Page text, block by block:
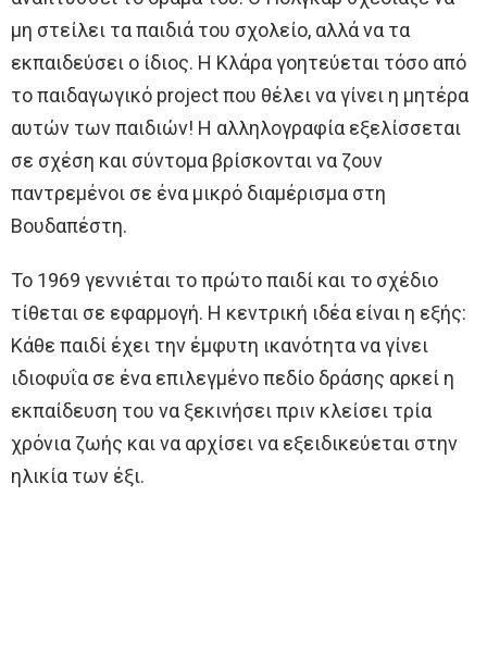
μη στείλει τα παιδιά του σχολείο, αλλά να τα
εκπαιδεύσει ο ίδιος. Η Κλάρα γοητεύεται τόσο από
το παιδαγωγικό project που θέλει να γίνει η μητέρα
αυτών των παιδιών! Η αλληλογραφία εξελίσσεται
σε σχέση και σύντομα βρίσκονται να ζουν
παντρεμένοι σε ένα μικρό διαμέρισμα στη
Βουδαπέστη.
To 1969 γεννιέται το πρώτο παιδί και το σχέδιο
τίθεται σε εφαρμογή. Η κεντρική ιδέα είναι η εξής:
Κάθε παιδί έχει την έμφυτη ικανότητα να γίνει
ιδιοφυΐα σε ένα επιλεγμένο πεδίο δράσης αρκεί η
εκπαίδευση του να ξεκινήσει πριν κλείσει τρία
χρόνια ζωής και να αρχίσει να εξειδικεύεται στην
ηλικία των έξι.